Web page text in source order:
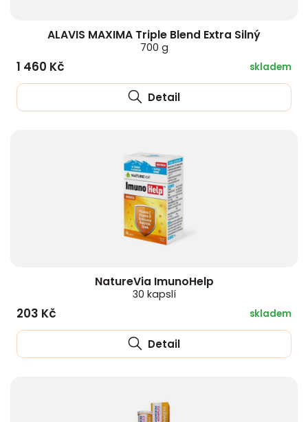
ALAVIS MAXIMA Triple Blend Extra Silný
700 g
1 460 Kč skladem
Detail
NatureVia ImunoHelp
30 kapslí
203 Kč skladem
Detail